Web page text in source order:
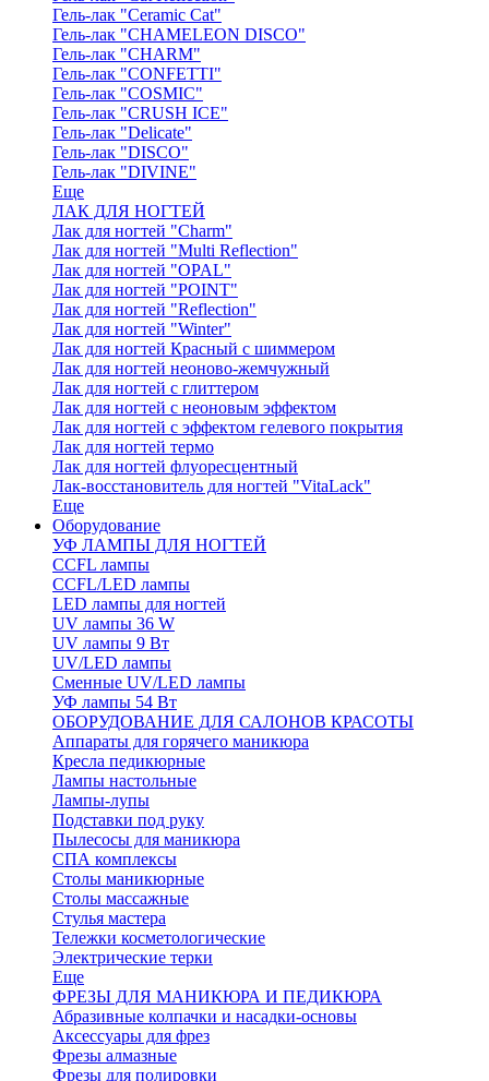
Гель-лак "Ceramic Cat"
Гель-лак "CHAMELEON DISCO"
Гель-лак "CHARM"
Гель-лак "CONFETTI"
Гель-лак "COSMIC"
Гель-лак "CRUSH ICE"
Гель-лак "Delicate"
Гель-лак "DISCO"
Гель-лак "DIVINE"
Еще
ЛАК ДЛЯ НОГТЕЙ
Лак для ногтей "Charm"
Лак для ногтей "Multi Reflection"
Лак для ногтей "OPAL"
Лак для ногтей "POINT"
Лак для ногтей "Reflection"
Лак для ногтей "Winter"
Лак для ногтей Красный с шиммером
Лак для ногтей неоново-жемчужный
Лак для ногтей с глиттером
Лак для ногтей с неоновым эффектом
Лак для ногтей с эффектом гелевого покрытия
Лак для ногтей термо
Лак для ногтей флуоресцентный
Лак-восстановитель для ногтей "VitaLack"
Еще
Оборудование
УФ ЛАМПЫ ДЛЯ НОГТЕЙ
CCFL лампы
CCFL/LED лампы
LED лампы для ногтей
UV лампы 36 W
UV лампы 9 Вт
UV/LED лампы
Сменные UV/LED лампы
УФ лампы 54 Вт
ОБОРУДОВАНИЕ ДЛЯ САЛОНОВ КРАСОТЫ
Аппараты для горячего маникюра
Кресла педикюрные
Лампы настольные
Лампы-лупы
Подставки под руку
Пылесосы для маникюра
СПА комплексы
Столы маникюрные
Столы массажные
Стулья мастера
Тележки косметологические
Электрические терки
Еще
ФРЕЗЫ ДЛЯ МАНИКЮРА И ПЕДИКЮРА
Абразивные колпачки и насадки-основы
Аксессуары для фрез
Фрезы алмазные
Фрезы для полировки